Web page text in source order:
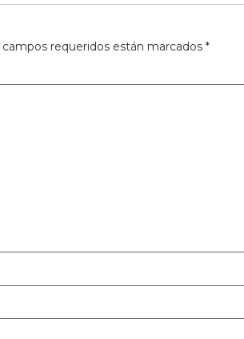
campos requeridos están marcados *